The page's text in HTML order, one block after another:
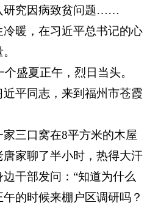
研究因病致贫问题……
暖，在习近平总书记的心
盛夏正午，烈日当头。
平同志，来到福州市苍霞
三口窝在8平方米的木屋
家聊了半小时，热得大汗
干部发问：“知道为什么
的时候来棚户区调研吗？